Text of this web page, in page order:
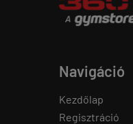
Navigáció
Kezdőlap
Regisztráció